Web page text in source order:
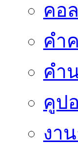
คอ
คำ
คำ
คูป
งา